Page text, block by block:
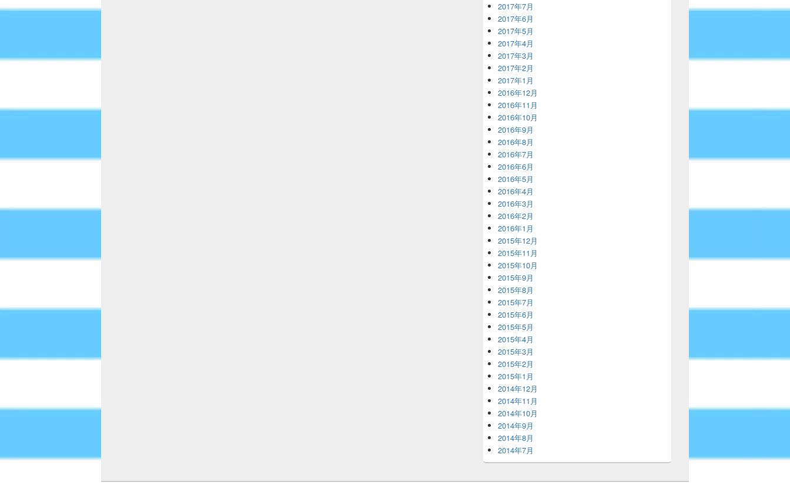
2017年7月
2017年6月
2017年5月
2017年4月
2017年3月
2017年2月
2017年1月
2016年12月
2016年11月
2016年10月
2016年9月
2016年8月
2016年7月
2016年6月
2016年5月
2016年4月
2016年3月
2016年2月
2016年1月
2015年12月
2015年11月
2015年10月
2015年9月
2015年8月
2015年7月
2015年6月
2015年5月
2015年4月
2015年3月
2015年2月
2015年1月
2014年12月
2014年11月
2014年10月
2014年9月
2014年8月
2014年7月